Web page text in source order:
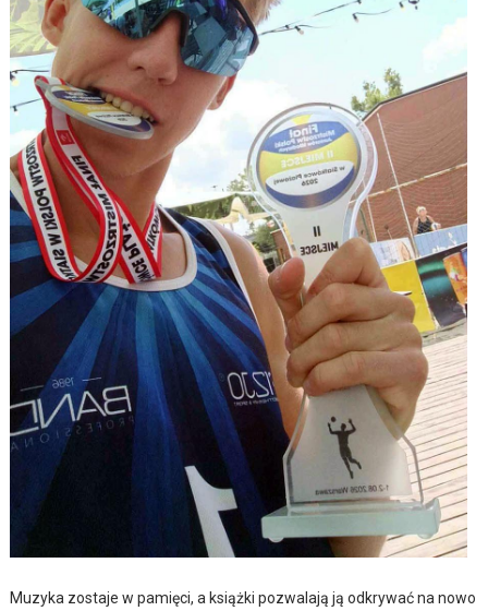
Muzyka zostaje w pamięci, a książki pozwalają ją odkrywać na nowo